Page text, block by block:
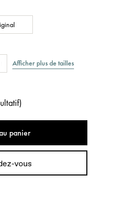
Afficher plus de tailles
)
panier
vous